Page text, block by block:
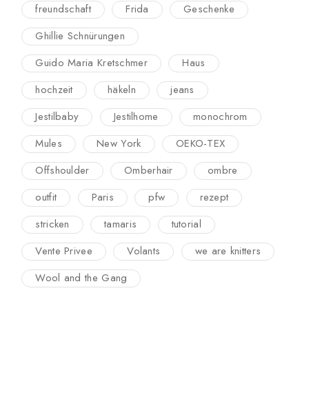
freundschaft
Frida
Geschenke
Ghillie Schnürungen
Guido Maria Kretschmer
Haus
hochzeit
häkeln
jeans
Jestilbaby
Jestilhome
monochrom
Mules
New York
OEKO-TEX
Offshoulder
Omberhair
ombre
outfit
Paris pfw
rezept
stricken
tamaris
tutorial
Vente Privee
Volants
we are knitters
Wool and the Gang